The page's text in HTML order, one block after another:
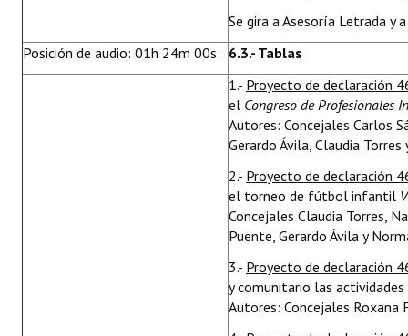
Se gira a Asesoría Letrada y
Posición de audio: 01h 24m 00s: 6.3.- Tablas
1.- Proyecto de declaración
el Congreso de Profesionales
Autores: Concejales Carlos
Gerardo Ávila, Claudia Torres
2.- Proyecto de declaración
el torneo de fútbol infantil
Concejales Claudia Torres,
Puente, Gerardo Ávila y
3.- Proyecto de declaración
y comunitario las
Autores: Concejales Roxana